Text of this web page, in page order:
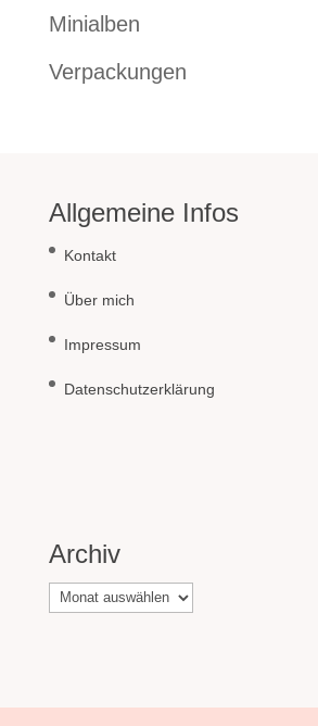
Minialben
Verpackungen
Allgemeine Infos
Kontakt
Über mich
Impressum
Datenschutzerklärung
Archiv
Archiv